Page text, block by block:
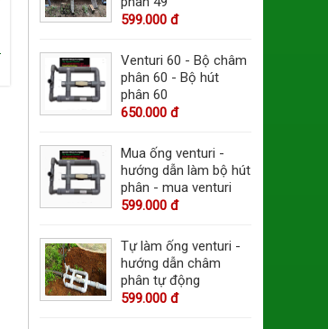
599.000 đ
Venturi 60 - Bộ châm
phân 60 - Bộ hút
phân 60
650.000 đ
Mua ống venturi -
hướng dẫn làm bộ hút
phân - mua venturi
599.000 đ
Tự làm ống venturi -
hướng dẫn châm
phân tự động
599.000 đ